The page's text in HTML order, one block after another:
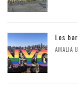
Los
AMALIA